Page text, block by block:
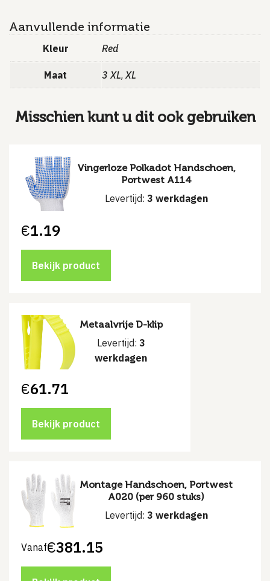
Aanvullende informatie
Kleur Red
Maat 3 XL,XL
Misschien kunt u dit ook gebruiken
Vingerloze Polkadot Handschoen,
Portwest A114
Levertijd: 3 werkdagen
€1.19
Bekijk product
Metaalvrije D-klip
Levertijd: 3
werkdagen
€61.71
Bekijk product
Montage Handschoen, Portwest
A020 (per 960 stuks)
Levertijd: 3 werkdagen
Vanaf€381.15